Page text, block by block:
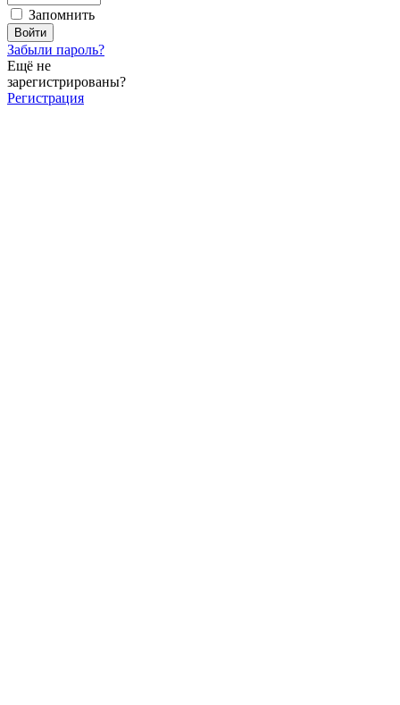
Запомнить
Забыли пароль?
Ещё не
зарегистрированы?
Регистрация